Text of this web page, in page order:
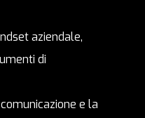
aziendale,
di
e la